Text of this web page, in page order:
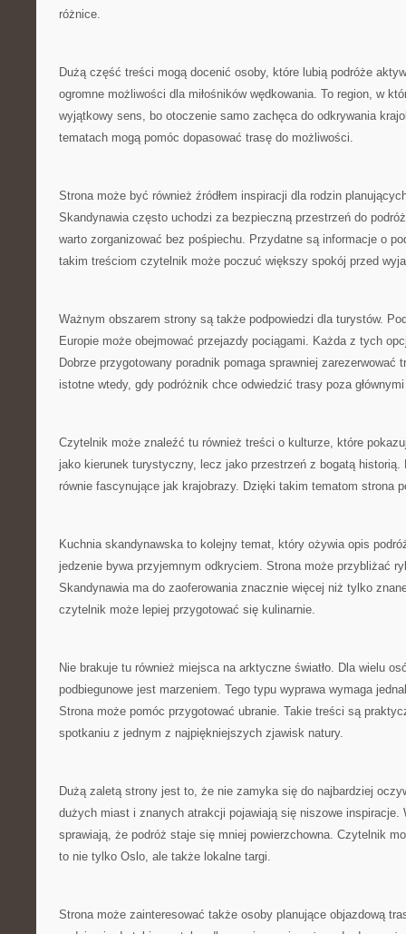
różnice.
Dużą część treści mogą docenić osoby, które lubią podróże
ogromne możliwości dla miłośników wędkowania. To region, w
wyjątkowy sens, bo otoczenie samo zachęca do odkrywania
tematach mogą pomóc dopasować trasę do możliwości.
Strona może być również źródłem inspiracji dla rodzin
Skandynawia często uchodzi za bezpieczną przestrzeń do
warto zorganizować bez pośpiechu. Przydatne są informacje o
takim treściom czytelnik może poczuć większy spokój przed
Ważnym obszarem strony są także podpowiedzi dla turystów.
Europie może obejmować przejazdy pociągami. Każda z tych
Dobrze przygotowany poradnik pomaga sprawniej zarezerwować
istotne wtedy, gdy podróżnik chce odwiedzić trasy poza
Czytelnik może znaleźć tu również treści o kulturze, które
jako kierunek turystyczny, lecz jako przestrzeń z bogatą historią.
równie fascynujące jak krajobrazy. Dzięki takim tematom strona
Kuchnia skandynawska to kolejny temat, który ożywia opis
jedzenie bywa przyjemnym odkryciem. Strona może przybliżać
Skandynawia ma do zaoferowania znacznie więcej niż tylko
czytelnik może lepiej przygotować się kulinarnie.
Nie brakuje tu również miejsca na arktyczne światło. Dla wielu
podbiegunowe jest marzeniem. Tego typu wyprawa wymaga
Strona może pomóc przygotować ubranie. Takie treści są
spotkaniu z jednym z najpiękniejszych zjawisk natury.
Dużą zaletą strony jest to, że nie zamyka się do najbardziej
dużych miast i znanych atrakcji pojawiają się niszowe inspiracje.
sprawiają, że podróż staje się mniej powierzchowna. Czytelnik
to nie tylko Oslo, ale także lokalne targi.
Strona może zainteresować także osoby planujące objazdową